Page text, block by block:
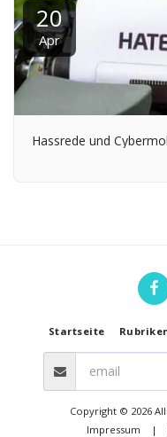
20
Apr
Hassrede und
Startseite
Copyright © 2026
Impressum |